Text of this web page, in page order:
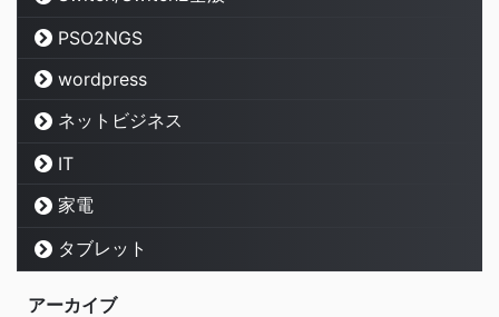
PSO2NGS
wordpress
ネットビジネス
IT
家電
タブレット
アーカイブ